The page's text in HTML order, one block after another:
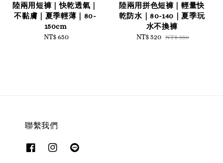
陸兩用短褲｜快乾透氣｜
不黏膚｜夏季輕薄｜80-
150cm
Regular
NT$ 650
陸兩用拼色短褲｜輕量快
乾防水｜80-140｜夏季玩
水不換褲
Sale
NT$ 520 Regular
NT$ 550
聯繫我們